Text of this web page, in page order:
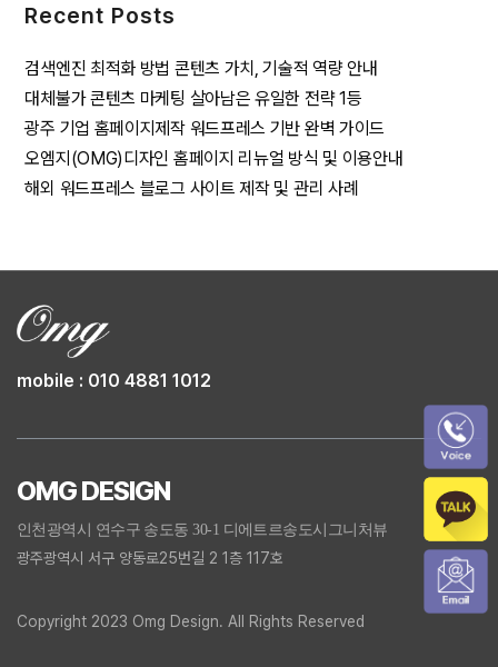
Recent Posts
검색엔진 최적화 방법 콘텐츠 가치, 기술적 역량 안내
대체불가 콘텐츠 마케팅 살아남은 유일한 전략 1등
광주 기업 홈페이지제작 워드프레스 기반 완벽 가이드
오엠지(OMG)디자인 홈페이지 리뉴얼 방식 및 이용안내
해외 워드프레스 블로그 사이트 제작 및 관리 사례
OMG DESIGN
인천광역시 연수구 송도동 30-1 디에트르송도시그니처뷰
광주광역시 서구 양동로25번길 2 1층 117호
Copyright 2023 Omg Design. All Rights Reserved
mobile : 010 4881 1012